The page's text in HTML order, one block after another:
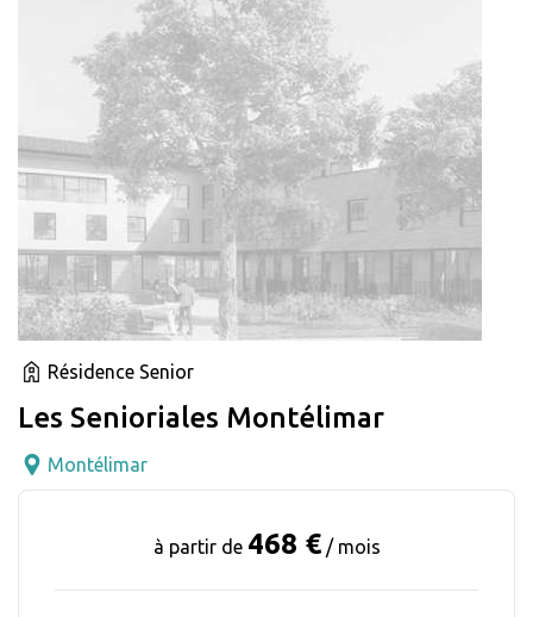
Résidence Senior
Les Senioriales Montélimar
Montélimar
à partir de 468 € / mois